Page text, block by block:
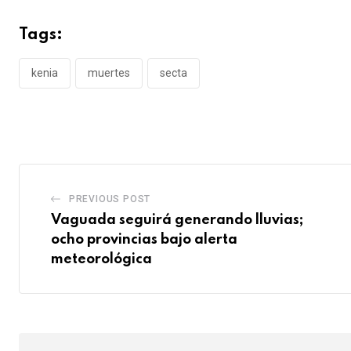
Tags:
kenia muertes secta
PREVIOUS POST
Vaguada seguirá generando lluvias;
ocho provincias bajo alerta
meteorológica